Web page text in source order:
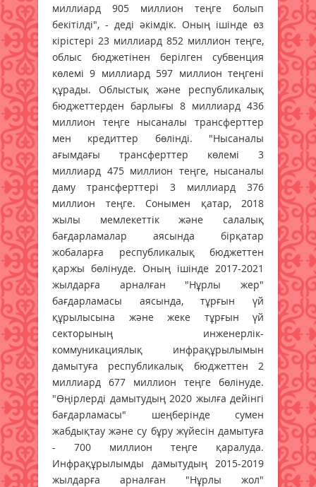
миллиард 905 миллион теңге болып
бекітілді", - деді әкімдік. Оның ішінде өз
кірістері 23 миллиард 852 миллион теңге,
облыс бюджетінен берілген субвенция
көлемі 9 миллиард 597 миллион теңгені
құрады. Облыстық және республикалық
бюджеттерден барлығы 8 миллиард 436
миллион теңге нысаналы трансферттер
мен кредиттер бөлінді. "Нысаналы
ағымдағы трансферттер көлемі 3
миллиард 475 миллион теңге, нысаналы
даму трансферттері 3 миллиард 376
миллион теңге. Сонымен қатар, 2018
жылы мемлекеттік және салалық
бағдарламалар аясында бірқатар
жобаларға республикалық бюджеттен
қаржы бөлінуде. Оның ішінде 2017-2021
жылдарға арналған "Нұрлы жер"
бағдарламасы аясында, тұрғын үй
құрылысына және жеке тұрғын үй
секторының инженерлік-
коммуникациялық инфрақұрылымын
дамытуға республикалық бюджеттен 2
миллиард 677 миллион теңге бөлінуде.
"Өңірлерді дамытудың 2020 жылға дейінгі
бағдарламасы" шеңберінде сумен
жабдықтау және су бұру жүйесін дамытуға
- 700 миллион теңге қаралуда.
Инфрақұрылымды дамытудың 2015-2019
жылдарға арналған "Нұрлы жол"